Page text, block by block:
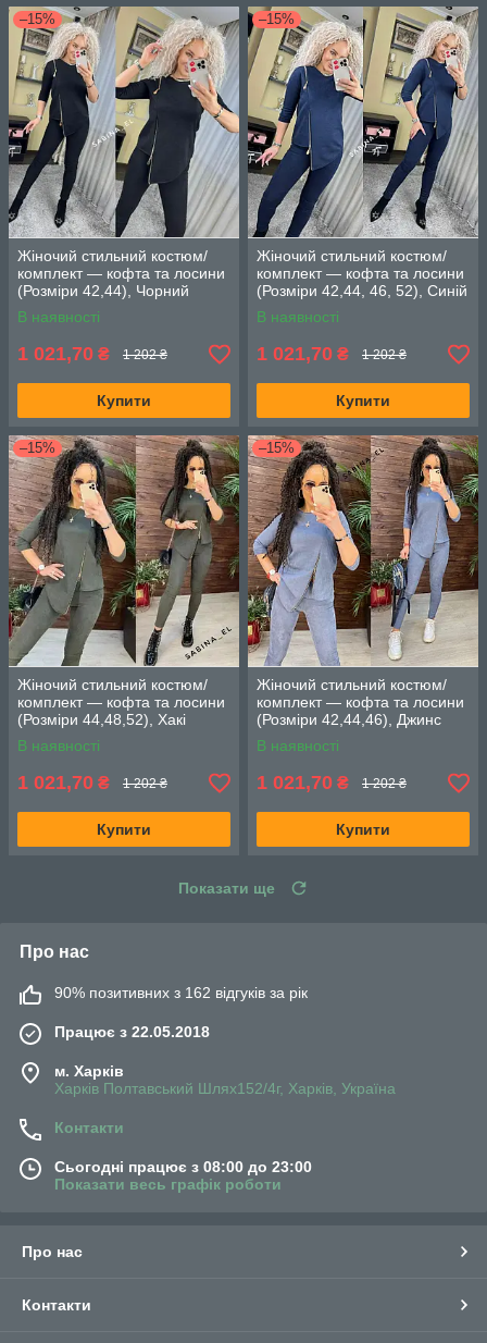
–15%
Жіночий стильний костюм/
комплект — кофта та лосини
(Розміри 42,44), Чорний
В наявності
1 021,70 ₴ 1 202 ₴
Купити
–15%
Жіночий стильний костюм/
комплект — кофта та лосини
(Розміри 42,44, 46, 52), Синій
В наявності
1 021,70 ₴ 1 202 ₴
Купити
–15%
Жіночий стильний костюм/
комплект — кофта та лосини
(Розміри 44,48,52), Хакі
В наявності
1 021,70 ₴ 1 202 ₴
Купити
–15%
Жіночий стильний костюм/
комплект — кофта та лосини
(Розміри 42,44,46), Джинс
В наявності
1 021,70 ₴ 1 202 ₴
Купити
Показати ще
Про нас
90% позитивних з 162 відгуків за рік
Працює з 22.05.2018
м. Харків
Харків Полтавський Шлях152/4г, Харків, Україна
Контакти
Сьогодні працює з 08:00 до 23:00
Показати весь графік роботи
Про нас
Контакти